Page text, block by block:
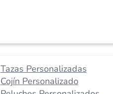
Tazas Personalizadas
Cojín Personalizado